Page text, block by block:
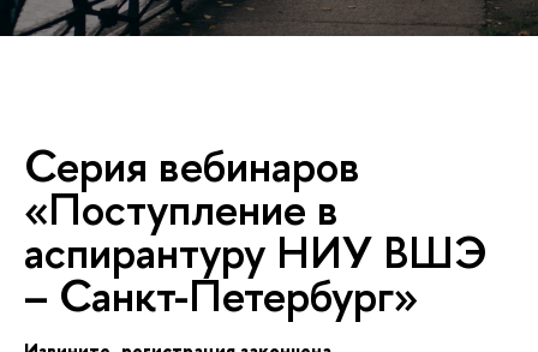
Серия вебинаро
«Поступление
аспирантуру НИУ ВШЭ
– Санкт-Петербург»